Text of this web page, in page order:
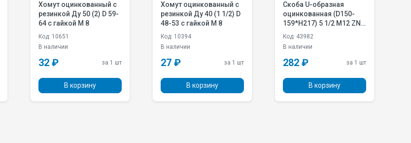
Хомут оцинкованный с
резинкой Ду 50 (2) D 59-
64 с гайкой M 8
Код: 10651
В наличии
32 ₽ за 1 шт
В корзину
Хомут оцинкованный с
резинкой Ду 40 (1 1/2) D
48-53 с гайкой M 8
Код: 10394
В наличии
27 ₽ за 1 шт
В корзину
Скоба U-образная
оцинкованная (D150-
159*H217) 5 1/2 M12 ZN
W1
Код: 43982
В наличии
282 ₽ за 1 шт
В корзину